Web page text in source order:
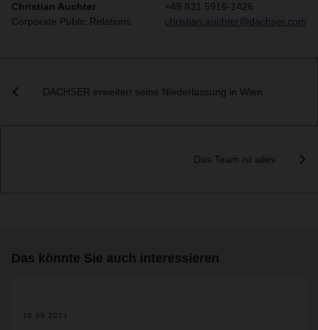
Christian Auchter
Corporate Public Relations
+49 831 5916-1426
christian.auchter@dachser.com
DACHSER erweitert seine Niederlassung in Wien
Das Team ist alles
Das könnte Sie auch interessieren
18.09.2024